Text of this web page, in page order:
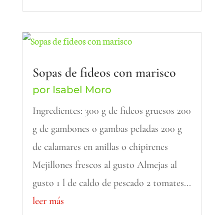
Sopas de fideos con marisco
por Isabel Moro
Ingredientes: 300 g de fideos gruesos 200
g de gambones o gambas peladas 200 g
de calamares en anillas o chipirenes
Mejillones frescos al gusto Almejas al
gusto 1 l de caldo de pescado 2 tomates...
leer más